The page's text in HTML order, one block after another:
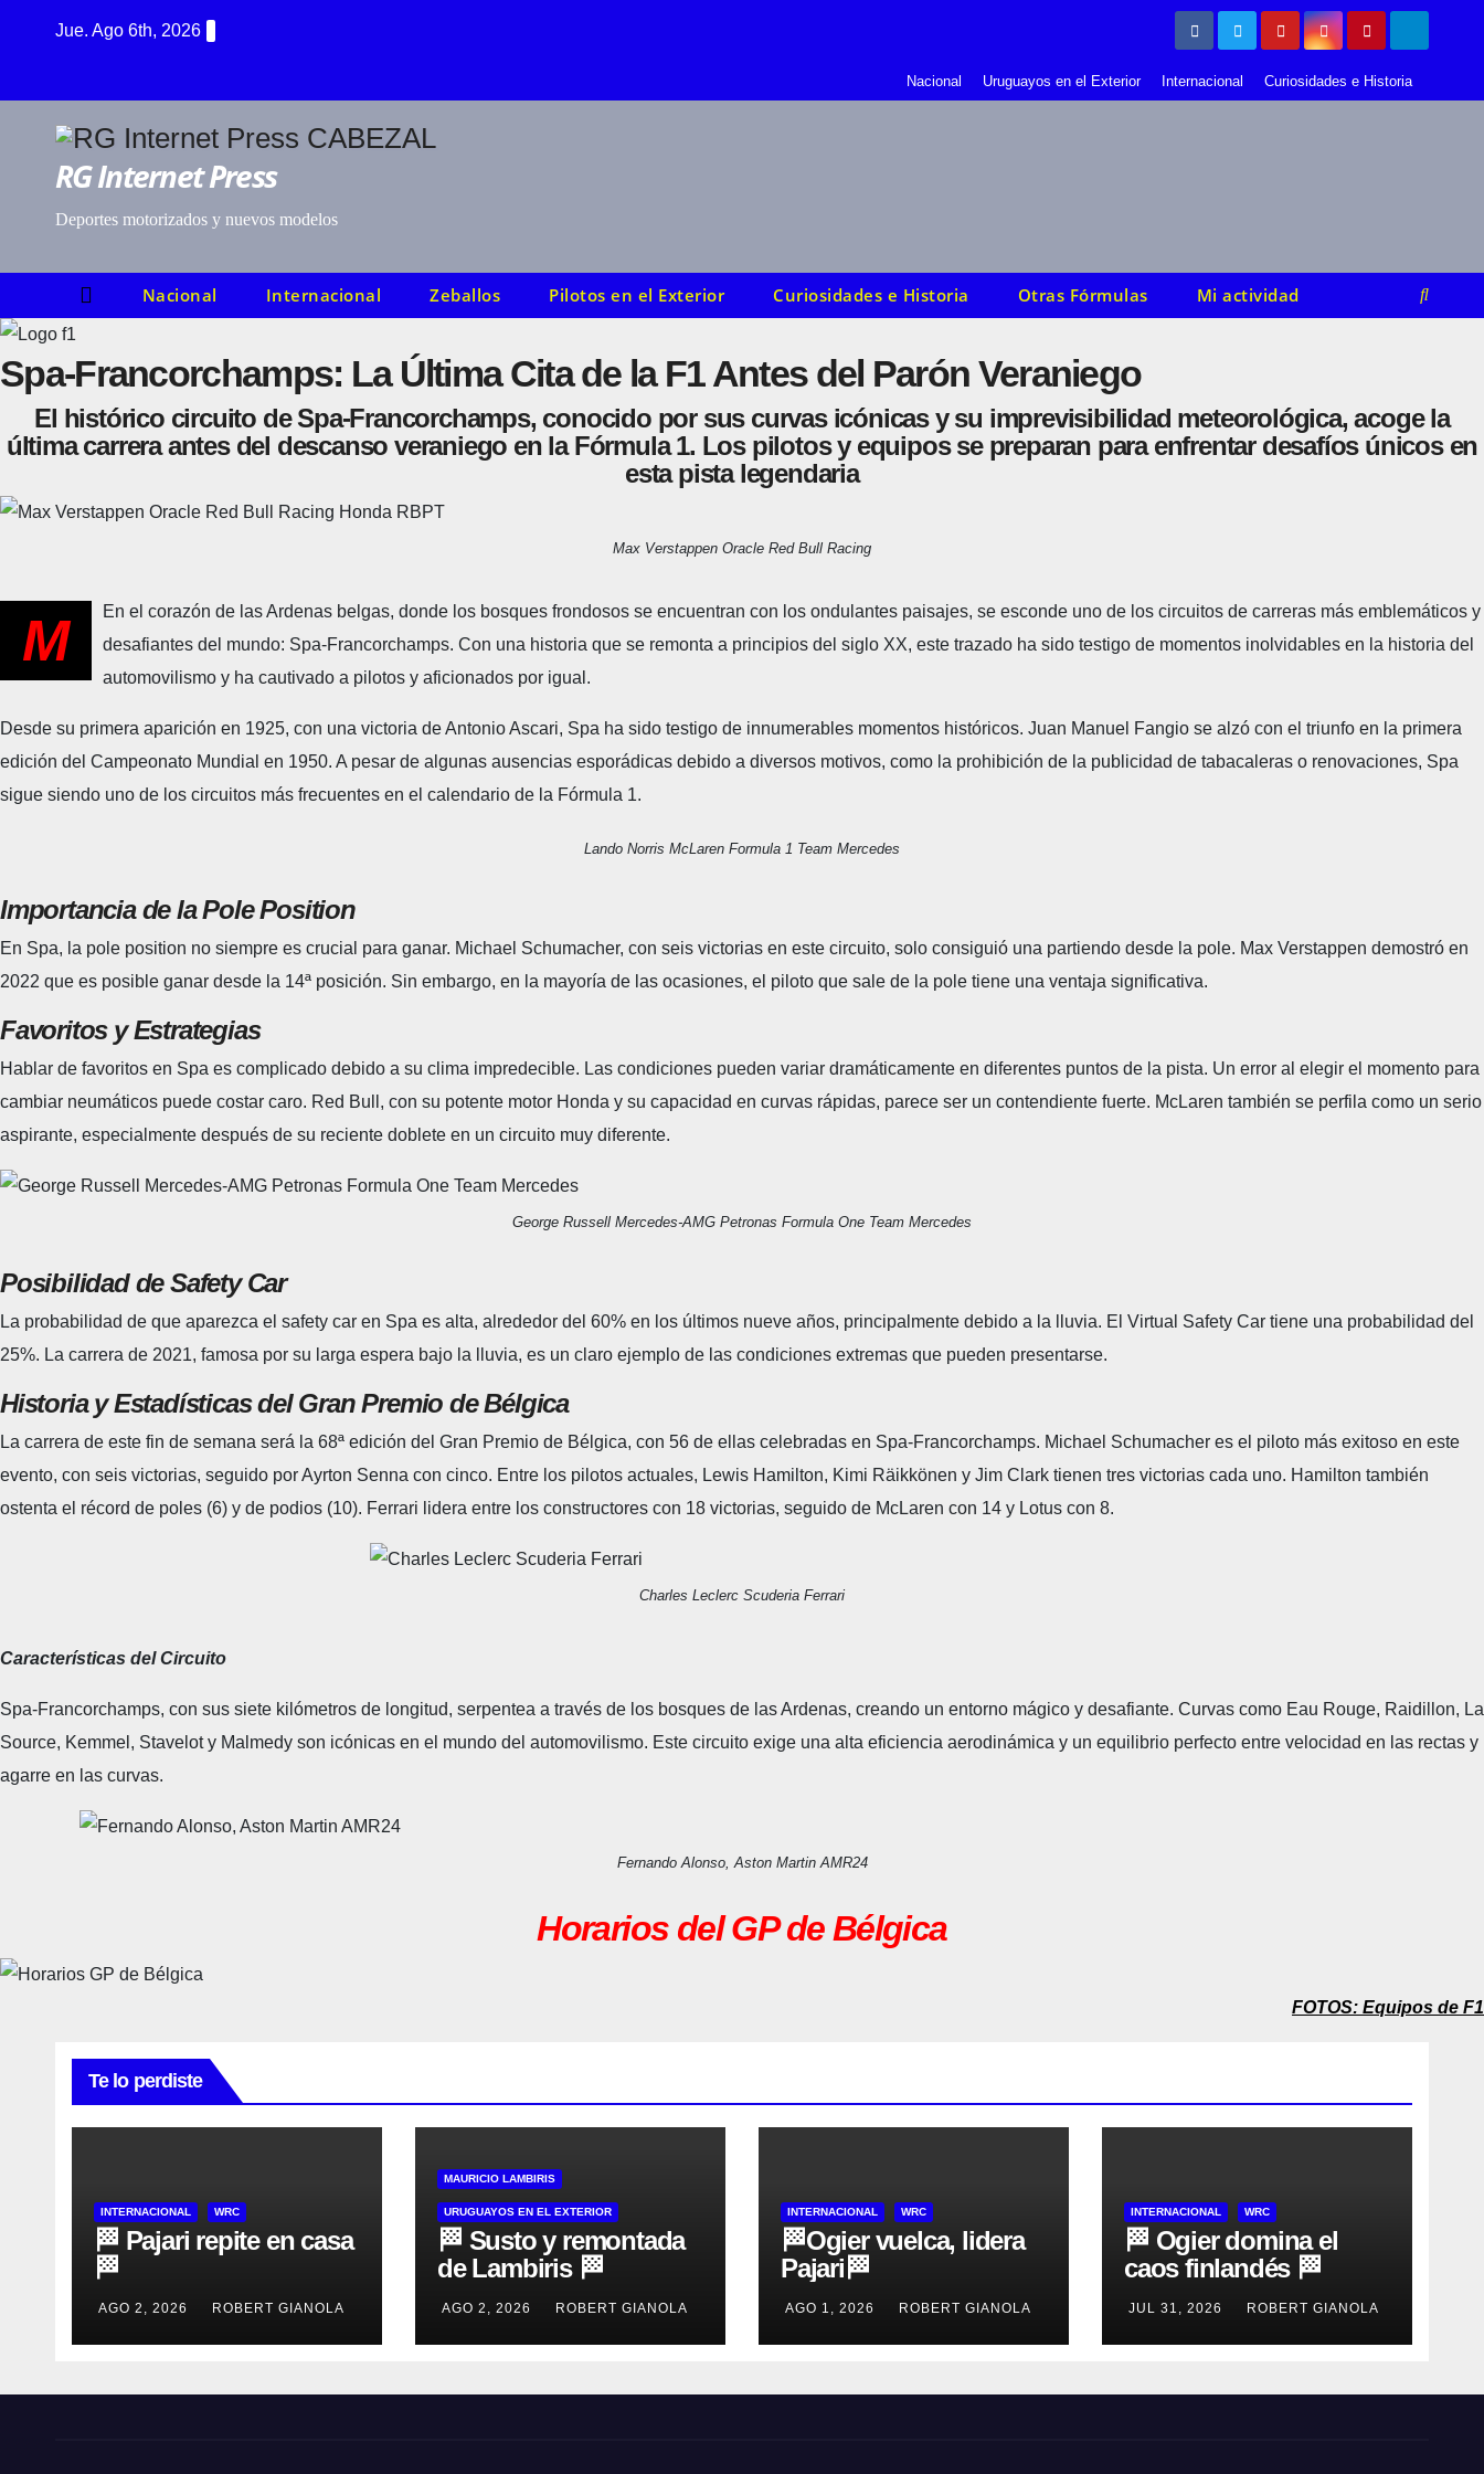
Jue. Ago 6th, 2026
Nacional Uruguayos en el Exterior Internacional Curiosidades e Historia
RG Internet Press
Deportes motorizados y nuevos modelos
Nacional Internacional Zeballos Pilotos en el Exterior Curiosidades e Historia Otras Fórmulas Mi actividad
Spa-Francorchamps: La Última Cita de la F1 Antes del Parón Veraniego
El histórico circuito de Spa-Francorchamps, conocido por sus curvas icónicas y su imprevisibilidad meteorológica, acoge la
última carrera antes del descanso veraniego en la Fórmula 1. Los pilotos y equipos se preparan para enfrentar desafíos únicos en
esta pista legendaria
Max Verstappen Oracle Red Bull Racing
M
En el corazón de las Ardenas belgas, donde los bosques frondosos se encuentran con los ondulantes paisajes, se esconde uno de los circuitos de carreras más emblemáticos y
desafiantes del mundo: Spa-Francorchamps. Con una historia que se remonta a principios del siglo XX, este trazado ha sido testigo de momentos inolvidables en la historia del
automovilismo y ha cautivado a pilotos y aficionados por igual.
Desde su primera aparición en 1925, con una victoria de Antonio Ascari, Spa ha sido testigo de innumerables momentos históricos. Juan Manuel Fangio se alzó con el triunfo en la primera
edición del Campeonato Mundial en 1950. A pesar de algunas ausencias esporádicas debido a diversos motivos, como la prohibición de la publicidad de tabacaleras o renovaciones, Spa
sigue siendo uno de los circuitos más frecuentes en el calendario de la Fórmula 1.
Lando Norris McLaren Formula 1 Team Mercedes
Importancia de la Pole Position
En Spa, la pole position no siempre es crucial para ganar. Michael Schumacher, con seis victorias en este circuito, solo consiguió una partiendo desde la pole. Max Verstappen demostró en
2022 que es posible ganar desde la 14ª posición. Sin embargo, en la mayoría de las ocasiones, el piloto que sale de la pole tiene una ventaja significativa.
Favoritos y Estrategias
Hablar de favoritos en Spa es complicado debido a su clima impredecible. Las condiciones pueden variar dramáticamente en diferentes puntos de la pista. Un error al elegir el momento para
cambiar neumáticos puede costar caro. Red Bull, con su potente motor Honda y su capacidad en curvas rápidas, parece ser un contendiente fuerte. McLaren también se perfila como un serio
aspirante, especialmente después de su reciente doblete en un circuito muy diferente.
George Russell Mercedes-AMG Petronas Formula One Team Mercedes
Posibilidad de Safety Car
La probabilidad de que aparezca el safety car en Spa es alta, alrededor del 60% en los últimos nueve años, principalmente debido a la lluvia. El Virtual Safety Car tiene una probabilidad del
25%. La carrera de 2021, famosa por su larga espera bajo la lluvia, es un claro ejemplo de las condiciones extremas que pueden presentarse.
Historia y Estadísticas del Gran Premio de Bélgica
La carrera de este fin de semana será la 68ª edición del Gran Premio de Bélgica, con 56 de ellas celebradas en Spa-Francorchamps. Michael Schumacher es el piloto más exitoso en este
evento, con seis victorias, seguido por Ayrton Senna con cinco. Entre los pilotos actuales, Lewis Hamilton, Kimi Räikkönen y Jim Clark tienen tres victorias cada uno. Hamilton también
ostenta el récord de poles (6) y de podios (10). Ferrari lidera entre los constructores con 18 victorias, seguido de McLaren con 14 y Lotus con 8.
Charles Leclerc Scuderia Ferrari
Características del Circuito
Spa-Francorchamps, con sus siete kilómetros de longitud, serpentea a través de los bosques de las Ardenas, creando un entorno mágico y desafiante. Curvas como Eau Rouge, Raidillon, La
Source, Kemmel, Stavelot y Malmedy son icónicas en el mundo del automovilismo. Este circuito exige una alta eficiencia aerodinámica y un equilibrio perfecto entre velocidad en las rectas y
agarre en las curvas.
Fernando Alonso, Aston Martin AMR24
Horarios del GP de Bélgica
FOTOS: Equipos de F1
Te lo perdiste
INTERNACIONAL WRC
🏁 Pajari repite en casa
🏁
AGO 2, 2026 ROBERT GIANOLA
MAURICIO LAMBIRIS
URUGUAYOS EN EL EXTERIOR
🏁 Susto y remontada
de Lambiris 🏁
AGO 2, 2026 ROBERT GIANOLA
INTERNACIONAL WRC
🏁Ogier vuelca, lidera
Pajari🏁
AGO 1, 2026 ROBERT GIANOLA
INTERNACIONAL WRC
🏁 Ogier domina el
caos finlandés 🏁
JUL 31, 2026 ROBERT GIANOLA